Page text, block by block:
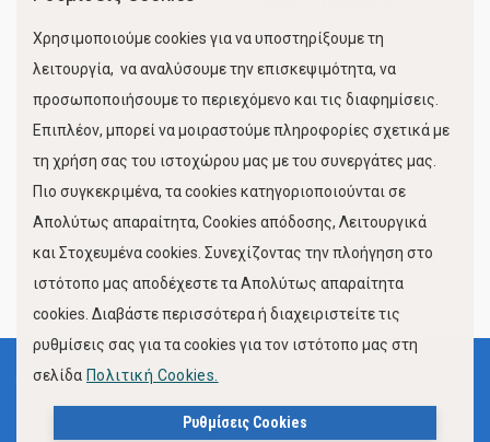
Κίνηση Λιμένος
FOLLOW US
Όροι Χρήσης
Πολιτική Προστασίας Προσωπικών Δεδομένων
Χρησιμοποιούμε cookies για να υποστηρίξουμε τη
λειτουργία, να αναλύσουμε την επισκεψιμότητα, να
προσωποποιήσουμε το περιεχόμενο και τις διαφημίσεις.
Επιπλέον, μπορεί να μοιραστούμε πληροφορίες σχετικά με
τη χρήση σας του ιστοχώρου μας με του συνεργάτες μας.
Πιο συγκεκριμένα, τα cookies κατηγοριοποιούνται σε
Απολύτως απαραίτητα, Cookies απόδοσης, Λειτουργικά
και Στοχευμένα cookies. Συνεχίζοντας την πλοήγηση στο
ιστότοπο μας αποδέχεστε τα Απολύτως απαραίτητα
cookies. Διαβάστε περισσότερα ή διαχειριστείτε τις
ρυθμίσεις σας για τα cookies για τον ιστότοπο μας στη
σελίδα Πολιτική Cookies.
Ρυθμίσεις Cookies